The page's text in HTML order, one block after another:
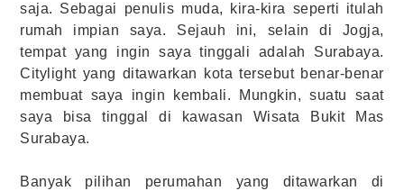
saja. Sebagai penulis muda, kira-kira seperti itulah
rumah impian saya. Sejauh ini, selain di Jogja,
tempat yang ingin saya tinggali adalah Surabaya.
Citylight yang ditawarkan kota tersebut benar-benar
membuat saya ingin kembali. Mungkin, suatu saat
saya bisa tinggal di kawasan Wisata Bukit Mas
Surabaya.
Banyak pilihan perumahan yang ditawarkan di